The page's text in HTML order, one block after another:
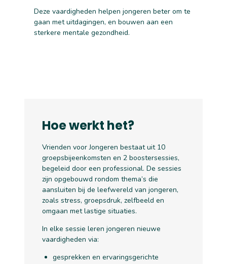
Deze vaardigheden helpen jongeren beter om te
gaan met uitdagingen, en bouwen aan een
sterkere mentale gezondheid.
Hoe werkt het?
Vrienden voor Jongeren bestaat uit 10
groepsbijeenkomsten en 2 boostersessies,
begeleid door een professional. De sessies
zijn opgebouwd rondom thema’s die
aansluiten bij de leefwereld van jongeren,
zoals stress, groepsdruk, zelfbeeld en
omgaan met lastige situaties.
In elke sessie leren jongeren nieuwe
vaardigheden via:
gesprekken en ervaringsgerichte